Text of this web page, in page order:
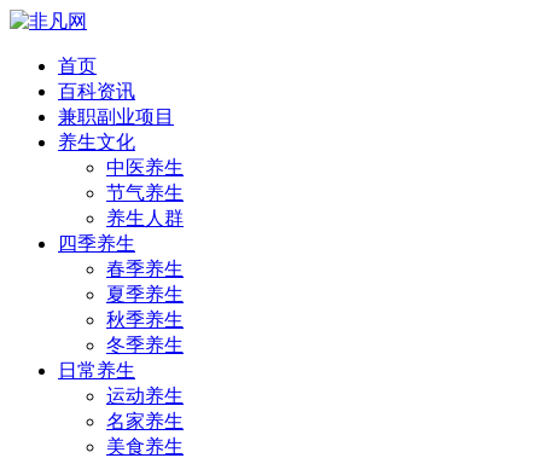
首页
百科资讯
兼职副业项目
养生文化
中医养生
节气养生
养生人群
四季养生
春季养生
夏季养生
秋季养生
冬季养生
日常养生
运动养生
名家养生
美食养生